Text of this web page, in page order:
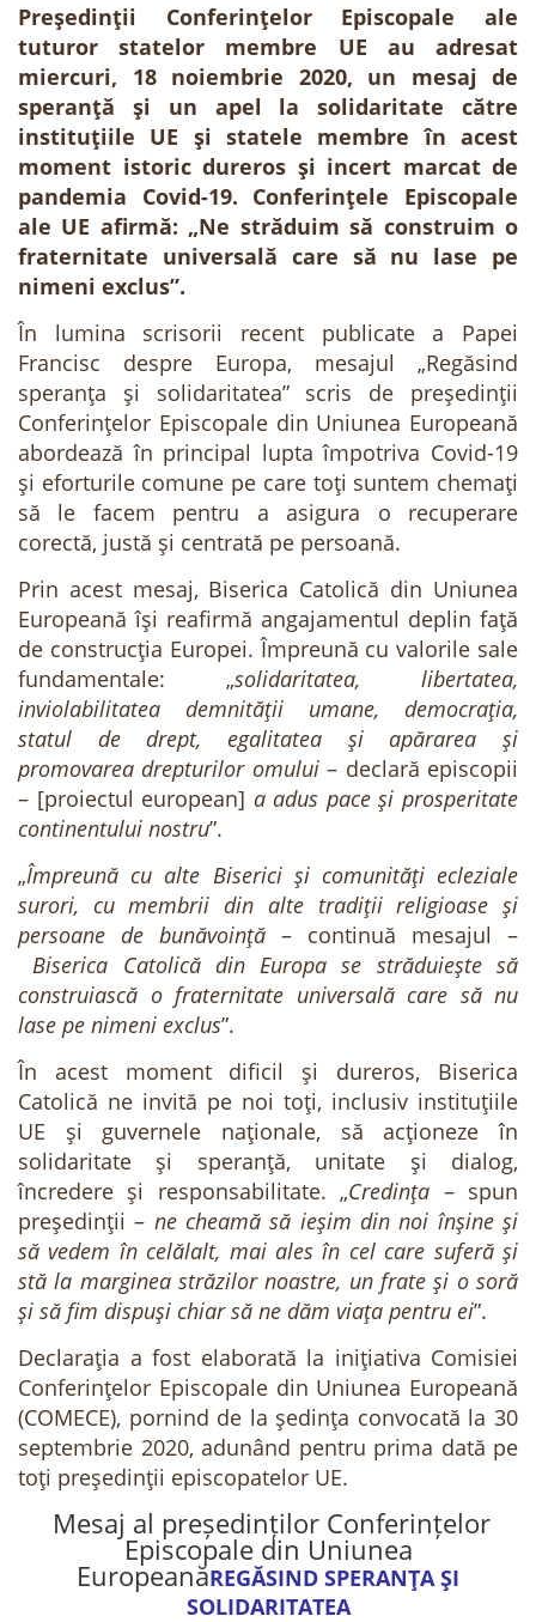
Președinții Conferințelor Episcopale ale
tuturor statelor membre UE au adresat
miercuri, 18 noiembrie 2020, un mesaj de
speranță și un apel la solidaritate către
instituțiile UE și statele membre în acest
moment istoric dureros și incert marcat de
pandemia Covid-19. Conferințele Episcopale
ale UE afirmă: „Ne străduim să construim o
fraternitate universală care să nu lase pe
nimeni exclus”.
În lumina scrisorii recent publicate a Papei
Francisc despre Europa, mesajul „Regăsind
speranța și solidaritatea” scris de președinții
Conferințelor Episcopale din Uniunea Europeană
abordează în principal lupta împotriva Covid-19
și eforturile comune pe care toți suntem chemați
să le facem pentru a asigura o recuperare
corectă, justă și centrată pe persoană.
Prin acest mesaj, Biserica Catolică din Uniunea
Europeană își reafirmă angajamentul deplin față
de construcția Europei. Împreună cu valorile sale
fundamentale: „solidaritatea, libertatea,
inviolabilitatea demnității umane, democrația,
statul de drept, egalitatea și apărarea și
promovarea drepturilor omului– declară episcopii
– [proiectul european] a adus pace și prosperitate
continentului nostru”.
„Împreună cu alte Biserici și comunități ecleziale
surori, cu membrii din alte tradiții religioase și
persoane de bunăvoință – continuă mesajul –
Biserica Catolică din Europa se străduiește să
construiască o fraternitate universală care să nu
lase pe nimeni exclus”.
În acest moment dificil și dureros, Biserica
Catolică ne invită pe noi toți, inclusiv instituțiile
UE și guvernele naționale, să acționeze în
solidaritate și speranță, unitate și dialog,
încredere și responsabilitate. „Credința – spun
președinții – ne cheamă să ieșim din noi înșine și
să vedem în celălalt, mai ales în cel care suferă și
stă la marginea străzilor noastre, un frate și o soră
și să fim dispuși chiar să ne dăm viața pentru ei”.
Declarația a fost elaborată la inițiativa Comisiei
Conferințelor Episcopale din Uniunea Europeană
(COMECE), pornind de la ședința convocată la 30
septembrie 2020, adunând pentru prima dată pe
toți președinții episcopatelor UE.
Mesaj al președinților Conferințelor
Episcopale din Uniunea
EuropeanăREGĂSIND SPERANŢA ŞI
SOLIDARITATEA